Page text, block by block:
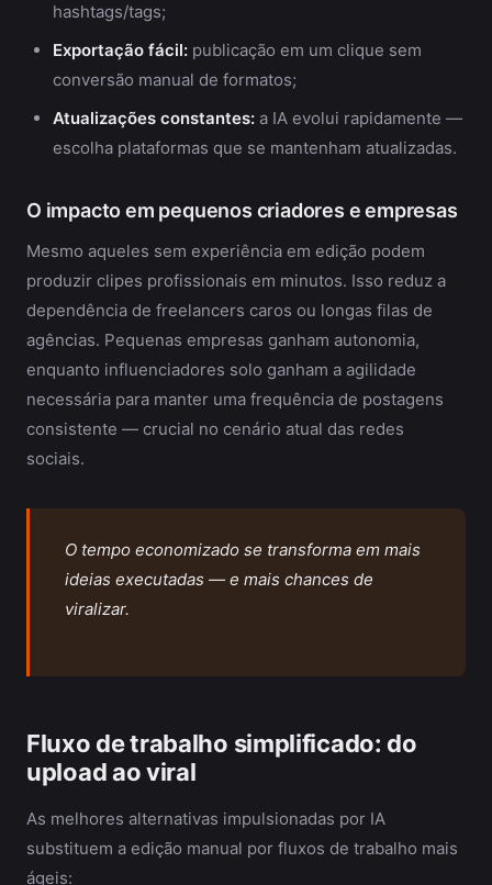
hashtags/tags;
Exportação fácil: publicação em um clique sem
conversão manual de formatos;
Atualizações constantes: a IA evolui rapidamente —
escolha plataformas que se mantenham atualizadas.
O impacto em pequenos criadores e empresas
Mesmo aqueles sem experiência em edição podem
produzir clipes profissionais em minutos. Isso reduz a
dependência de freelancers caros ou longas filas de
agências. Pequenas empresas ganham autonomia,
enquanto influenciadores solo ganham a agilidade
necessária para manter uma frequência de postagens
consistente — crucial no cenário atual das redes
sociais.
O tempo economizado se transforma em mais
ideias executadas — e mais chances de
viralizar.
Fluxo de trabalho simplificado: do
upload ao viral
As melhores alternativas impulsionadas por IA
substituem a edição manual por fluxos de trabalho mais
ágeis: